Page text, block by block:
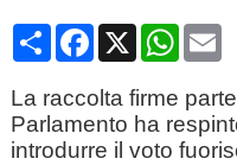
CondividiFacebook
X
La raccolta firme
Parlamento ha
introdurre il voto